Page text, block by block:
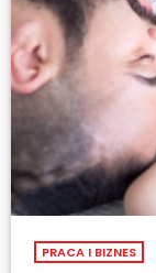
PRACA I BIZNES